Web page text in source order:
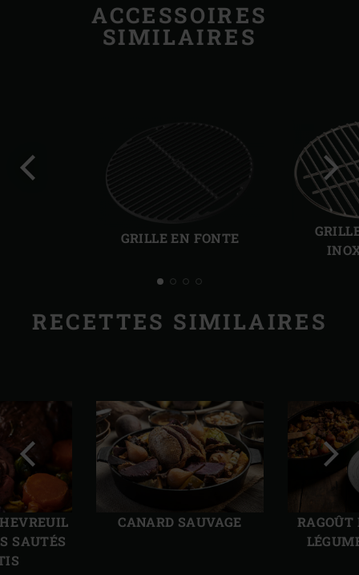
ACCESSOIRES
SIMILAIRES
GRILLE EN FONTE
RECETTES SIMILAIRES
SAUTÉS
CANARD SAUVAGE
RAGOÛT
Diapo
précédente